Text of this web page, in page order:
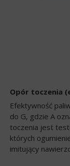
Opór toczenia
Efektywność
do G, gdzie A
toczenia jest
których
imitujący